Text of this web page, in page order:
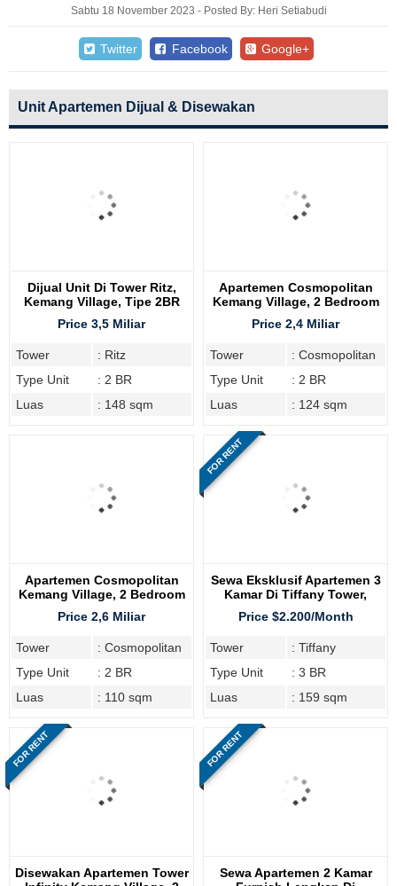
Sabtu 18 November 2023 - Posted By: Heri Setiabudi
Twitter Facebook Google+
Unit Apartemen Dijual & Disewakan
Dijual Unit Di Tower Ritz,
Kemang Village, Tipe 2BR
Price 3,5 Miliar
Tower
: Ritz
Type Unit
: 2 BR
Luas
: 148 sqm
Apartemen Cosmopolitan
Kemang Village, 2 Bedroom
Price 2,4 Miliar
Tower
: Cosmopolitan
Type Unit
: 2 BR
Luas
: 124 sqm
Apartemen Cosmopolitan
Kemang Village, 2 Bedroom
Price 2,6 Miliar
Tower
: Cosmopolitan
Type Unit
: 2 BR
Luas
: 110 sqm
FOR RENT
Sewa Eksklusif Apartemen 3
Kamar Di Tiffany Tower,
Kemang Village Residence
Price $2.200/Month
Tower
: Tiffany
Type Unit
: 3 BR
Luas
: 159 sqm
FOR RENT
Disewakan Apartemen Tower
FOR RENT
Sewa Apartemen 2 Kamar